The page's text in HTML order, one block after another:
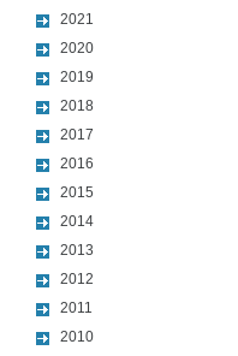
2021
2020
2019
2018
2017
2016
2015
2014
2013
2012
2011
2010